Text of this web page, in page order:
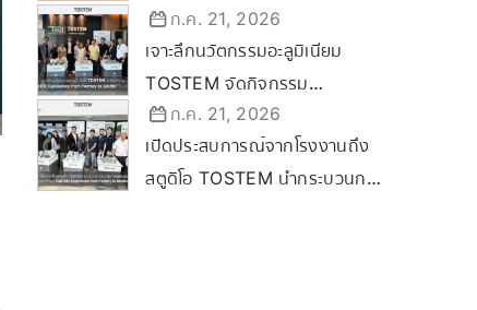
Certified Dealer Ceremony
2569 ขับเคลื่อนกลยุทธ์ลุยตลาด
Commercial & Renovation
ก.ค. 21, 2026
เจาะลึกนวัตกรรมอะลูมิเนียม
TOSTEM จัดกิจกรรม
“TOSTEM Experience from
Factory to Studio” ที่
ขอนแก่น
ก.ค. 21, 2026
เปิดประสบการณ์จากโรงงานถึง
สตูดิโอ TOSTEM นำกระบวนการ